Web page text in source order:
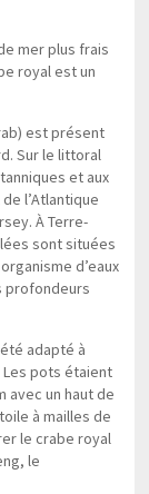
mer plus frais
royal est un
est présent
Sur le littoral
et aux
l’Atlantique
À Terre-
sont situées
d’eaux
profondeurs
adapté à
pots étaient
avec un haut de
à mailles de
le crabe royal
le